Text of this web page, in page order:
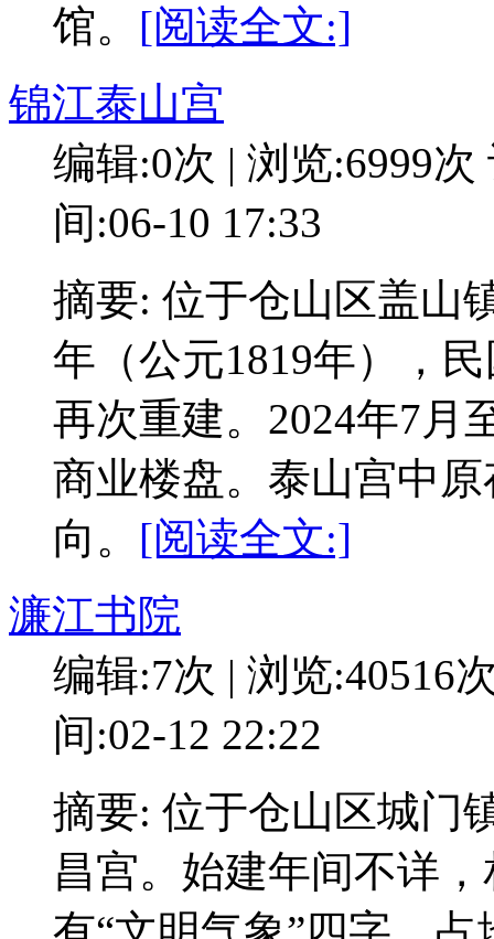
馆。 [阅读全文:]
锦江泰山宫
编辑:0次 | 浏览:6999次
间:06-10 17:33
摘要: 位于仓山区盖山
年（公元1819年），
再次重建。2024年7月
商业楼盘。泰山宫中
向。 [阅读全文:]
濂江书院
编辑:7次 | 浏览:40516
间:02-12 22:22
摘要: 位于仓山区城门
昌宫。始建年间不详